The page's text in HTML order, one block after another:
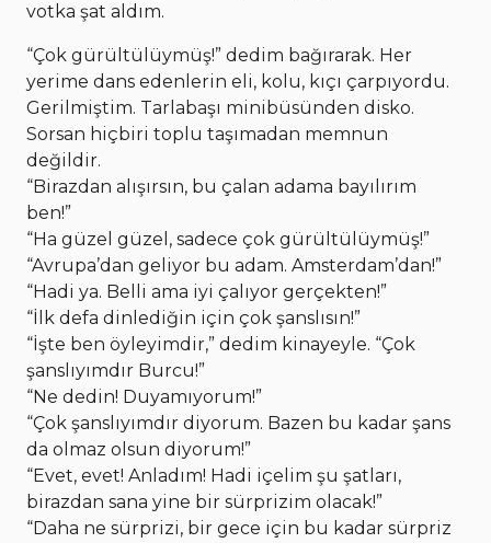
votka şat aldım.
“Çok gürültülüymüş!” dedim bağırarak. Her
yerime dans edenlerin eli, kolu, kıçı çarpıyordu.
Gerilmiştim. Tarlabaşı minibüsünden disko.
Sorsan hiçbiri toplu taşımadan memnun
değildir.
“Birazdan alışırsın, bu çalan adama bayılırım
ben!”
“Ha güzel güzel, sadece çok gürültülüymüş!”
“Avrupa’dan geliyor bu adam. Amsterdam’dan!”
“Hadi ya. Belli ama iyi çalıyor gerçekten!”
“İlk defa dinlediğin için çok şanslısın!”
“İşte ben öyleyimdir,” dedim kinayeyle. “Çok
şanslıyımdır Burcu!”
“Ne dedin! Duyamıyorum!”
“Çok şanslıyımdır diyorum. Bazen bu kadar şans
da olmaz olsun diyorum!”
“Evet, evet! Anladım! Hadi içelim şu şatları,
birazdan sana yine bir sürprizim olacak!”
“Daha ne sürprizi, bir gece için bu kadar sürpriz